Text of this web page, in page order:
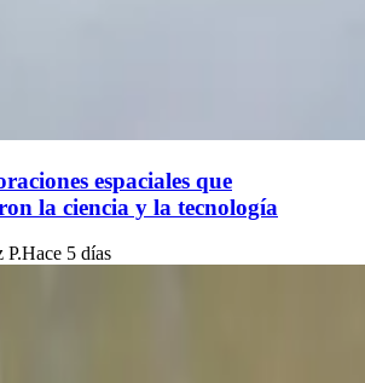
espaciales que
la ciencia y la tecnología
P.Hace 5 días